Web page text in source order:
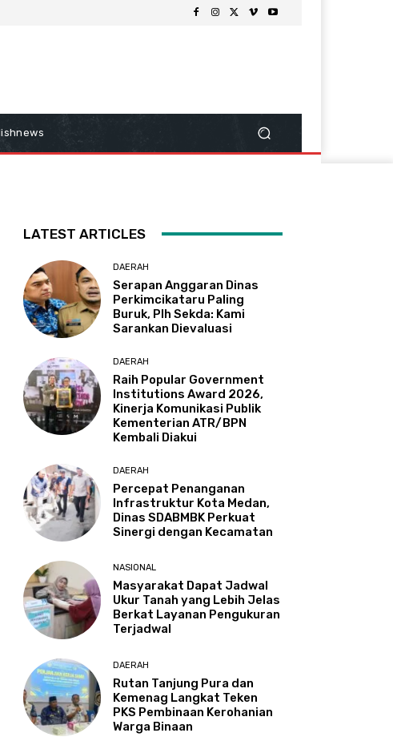
LATEST ARTICLES
DAERAH
Serapan Anggaran Dinas
Perkimcikataru Paling
Buruk, Plh Sekda: Kami
Sarankan Dievaluasi
DAERAH
Raih Popular Government
Institutions Award 2026,
Kinerja Komunikasi Publik
Kementerian ATR/BPN
Kembali Diakui
DAERAH
Percepat Penanganan
Infrastruktur Kota Medan,
Dinas SDABMBK Perkuat
Sinergi dengan Kecamatan
NASIONAL
Masyarakat Dapat Jadwal
Ukur Tanah yang Lebih Jelas
Berkat Layanan Pengukuran
Terjadwal
DAERAH
Rutan Tanjung Pura dan
Kemenag Langkat Teken
PKS Pembinaan Kerohanian
Warga Binaan